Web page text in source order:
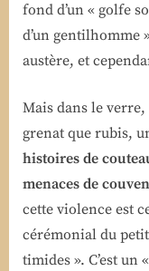
fond d’un « golfe
d’un gentilhomme
austère, et
Mais dans le
grenat que rubis,
histoires de
menaces de
cette violence est
cérémonial du petit
timides ». C’est un